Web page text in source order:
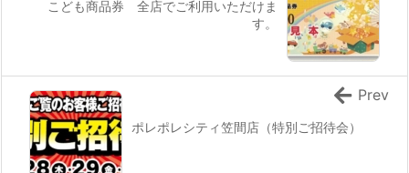
こども商品券 全店でご利用いただけま
す。
ポレポレシティ笠間店（特別ご招待会）
Prev